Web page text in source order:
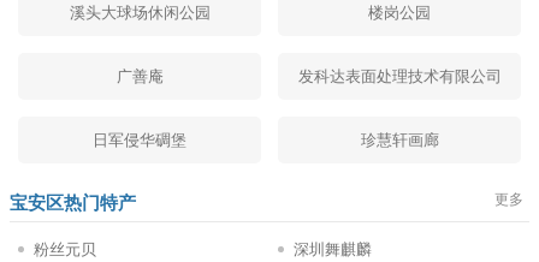
溪头大球场休闲公园 楼岗公园
广善庵 发科达表面处理技术有限公司
日军侵华碉堡 珍慧轩画廊
宝安区热门特产 更多
粉丝元贝
深圳舞麒麟